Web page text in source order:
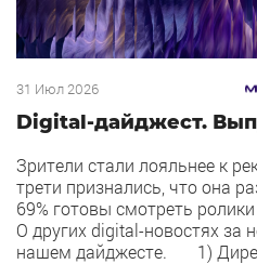
31 Июл 2026
Digital-дайджест.
Зрители стали лояльнее к
трети признались, что она
69% готовы смотреть
О других digital-новостях за
нашем дайджесте. 1)